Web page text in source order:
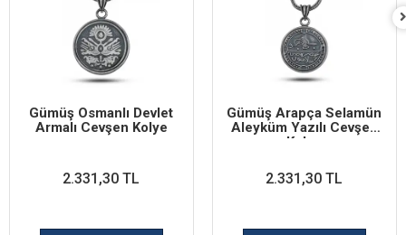
Gümüş Osmanlı Devlet
Armalı Cevşen Kolye
2.331,30 TL
Gümüş Arapça Selamün
Aleyküm Yazılı Cevşen
Kolye
2.331,30 TL